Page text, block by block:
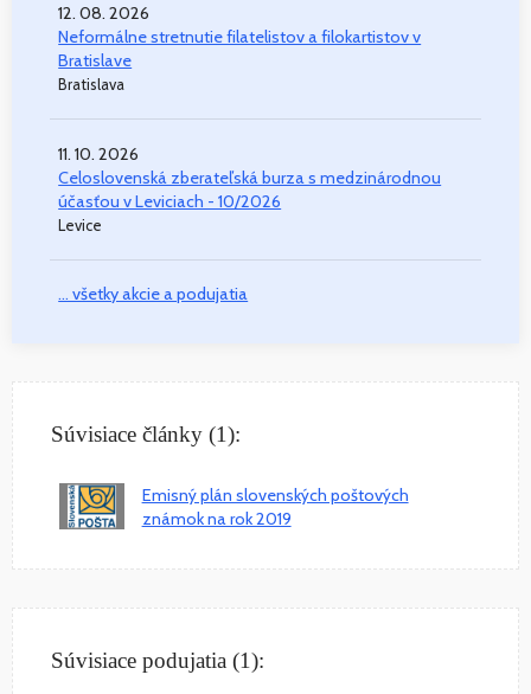
12. 08. 2026
Neformálne stretnutie filatelistov a filokartistov v
Bratislave
Bratislava
11. 10. 2026
Celoslovenská zberateľská burza s medzinárodnou
účasťou v Leviciach - 10/2026
Levice
... všetky akcie a podujatia
Súvisiace články (1):
Emisný plán slovenských poštových
známok na rok 2019
Súvisiace podujatia (1):